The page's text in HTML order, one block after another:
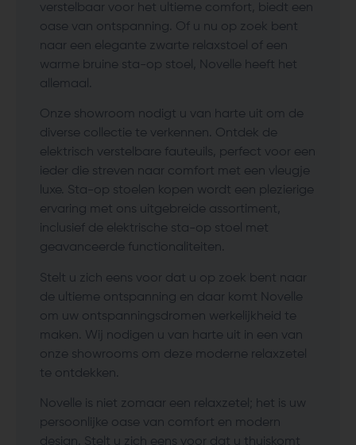
verstelbaar voor het ultieme comfort, biedt een
oase van ontspanning. Of u nu op zoek bent
naar een elegante zwarte relaxstoel of een
warme bruine sta-op stoel, Novelle heeft het
allemaal.
Onze showroom nodigt u van harte uit om de
diverse collectie te verkennen. Ontdek de
elektrisch verstelbare fauteuils, perfect voor een
ieder die streven naar comfort met een vleugje
luxe. Sta-op stoelen kopen wordt een plezierige
ervaring met ons uitgebreide assortiment,
inclusief de elektrische sta-op stoel met
geavanceerde functionaliteiten.
Stelt u zich eens voor dat u op zoek bent naar
de ultieme ontspanning en daar komt Novelle
om uw ontspanningsdromen werkelijkheid te
maken. Wij nodigen u van harte uit in een van
onze showrooms om deze moderne relaxzetel
te ontdekken.
Novelle is niet zomaar een relaxzetel; het is uw
persoonlijke oase van comfort en modern
design. Stelt u zich eens voor dat u thuiskomt